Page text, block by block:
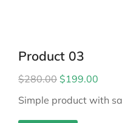
Product 03
$280.00 $199.00
Simple product with